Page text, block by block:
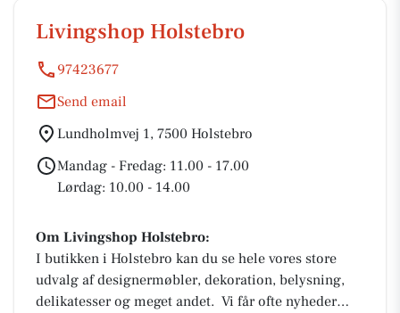
Livingshop Holstebro
97423677
Send email
Lundholmvej 1, 7500 Holstebro
Mandag - Fredag: 11.00 - 17.00
Lørdag: 10.00 - 14.00
Om Livingshop Holstebro:
I butikken i Holstebro kan du se hele vores store
udvalg af designermøbler, dekoration, belysning,
delikatesser og meget andet. Vi får ofte nyheder